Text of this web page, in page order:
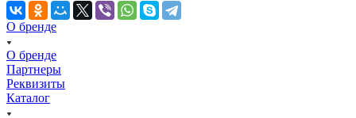
О бренде
О бренде
Партнеры
Реквизиты
Каталог